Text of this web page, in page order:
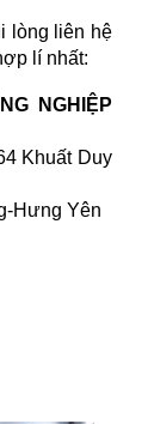
lòng liên hệ
lí nhất:
NGHIỆP
Khuất Duy
Hưng Yên